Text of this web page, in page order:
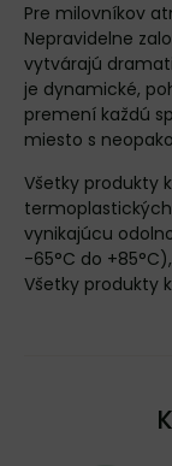
Pre milovníkov
Nepravidelne
vytvárajú
je dynamické,
premení každú
miesto s
Všetky produkty
vynikajúcu
-65°C do
Všetky produkty